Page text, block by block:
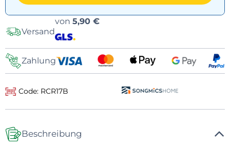
Versand
von 5,90 €
Zahlung
Code: RCR17B
Beschreibung